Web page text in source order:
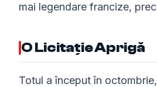
mai legendare francize,
O Licitație Aprigă
Totul a început în